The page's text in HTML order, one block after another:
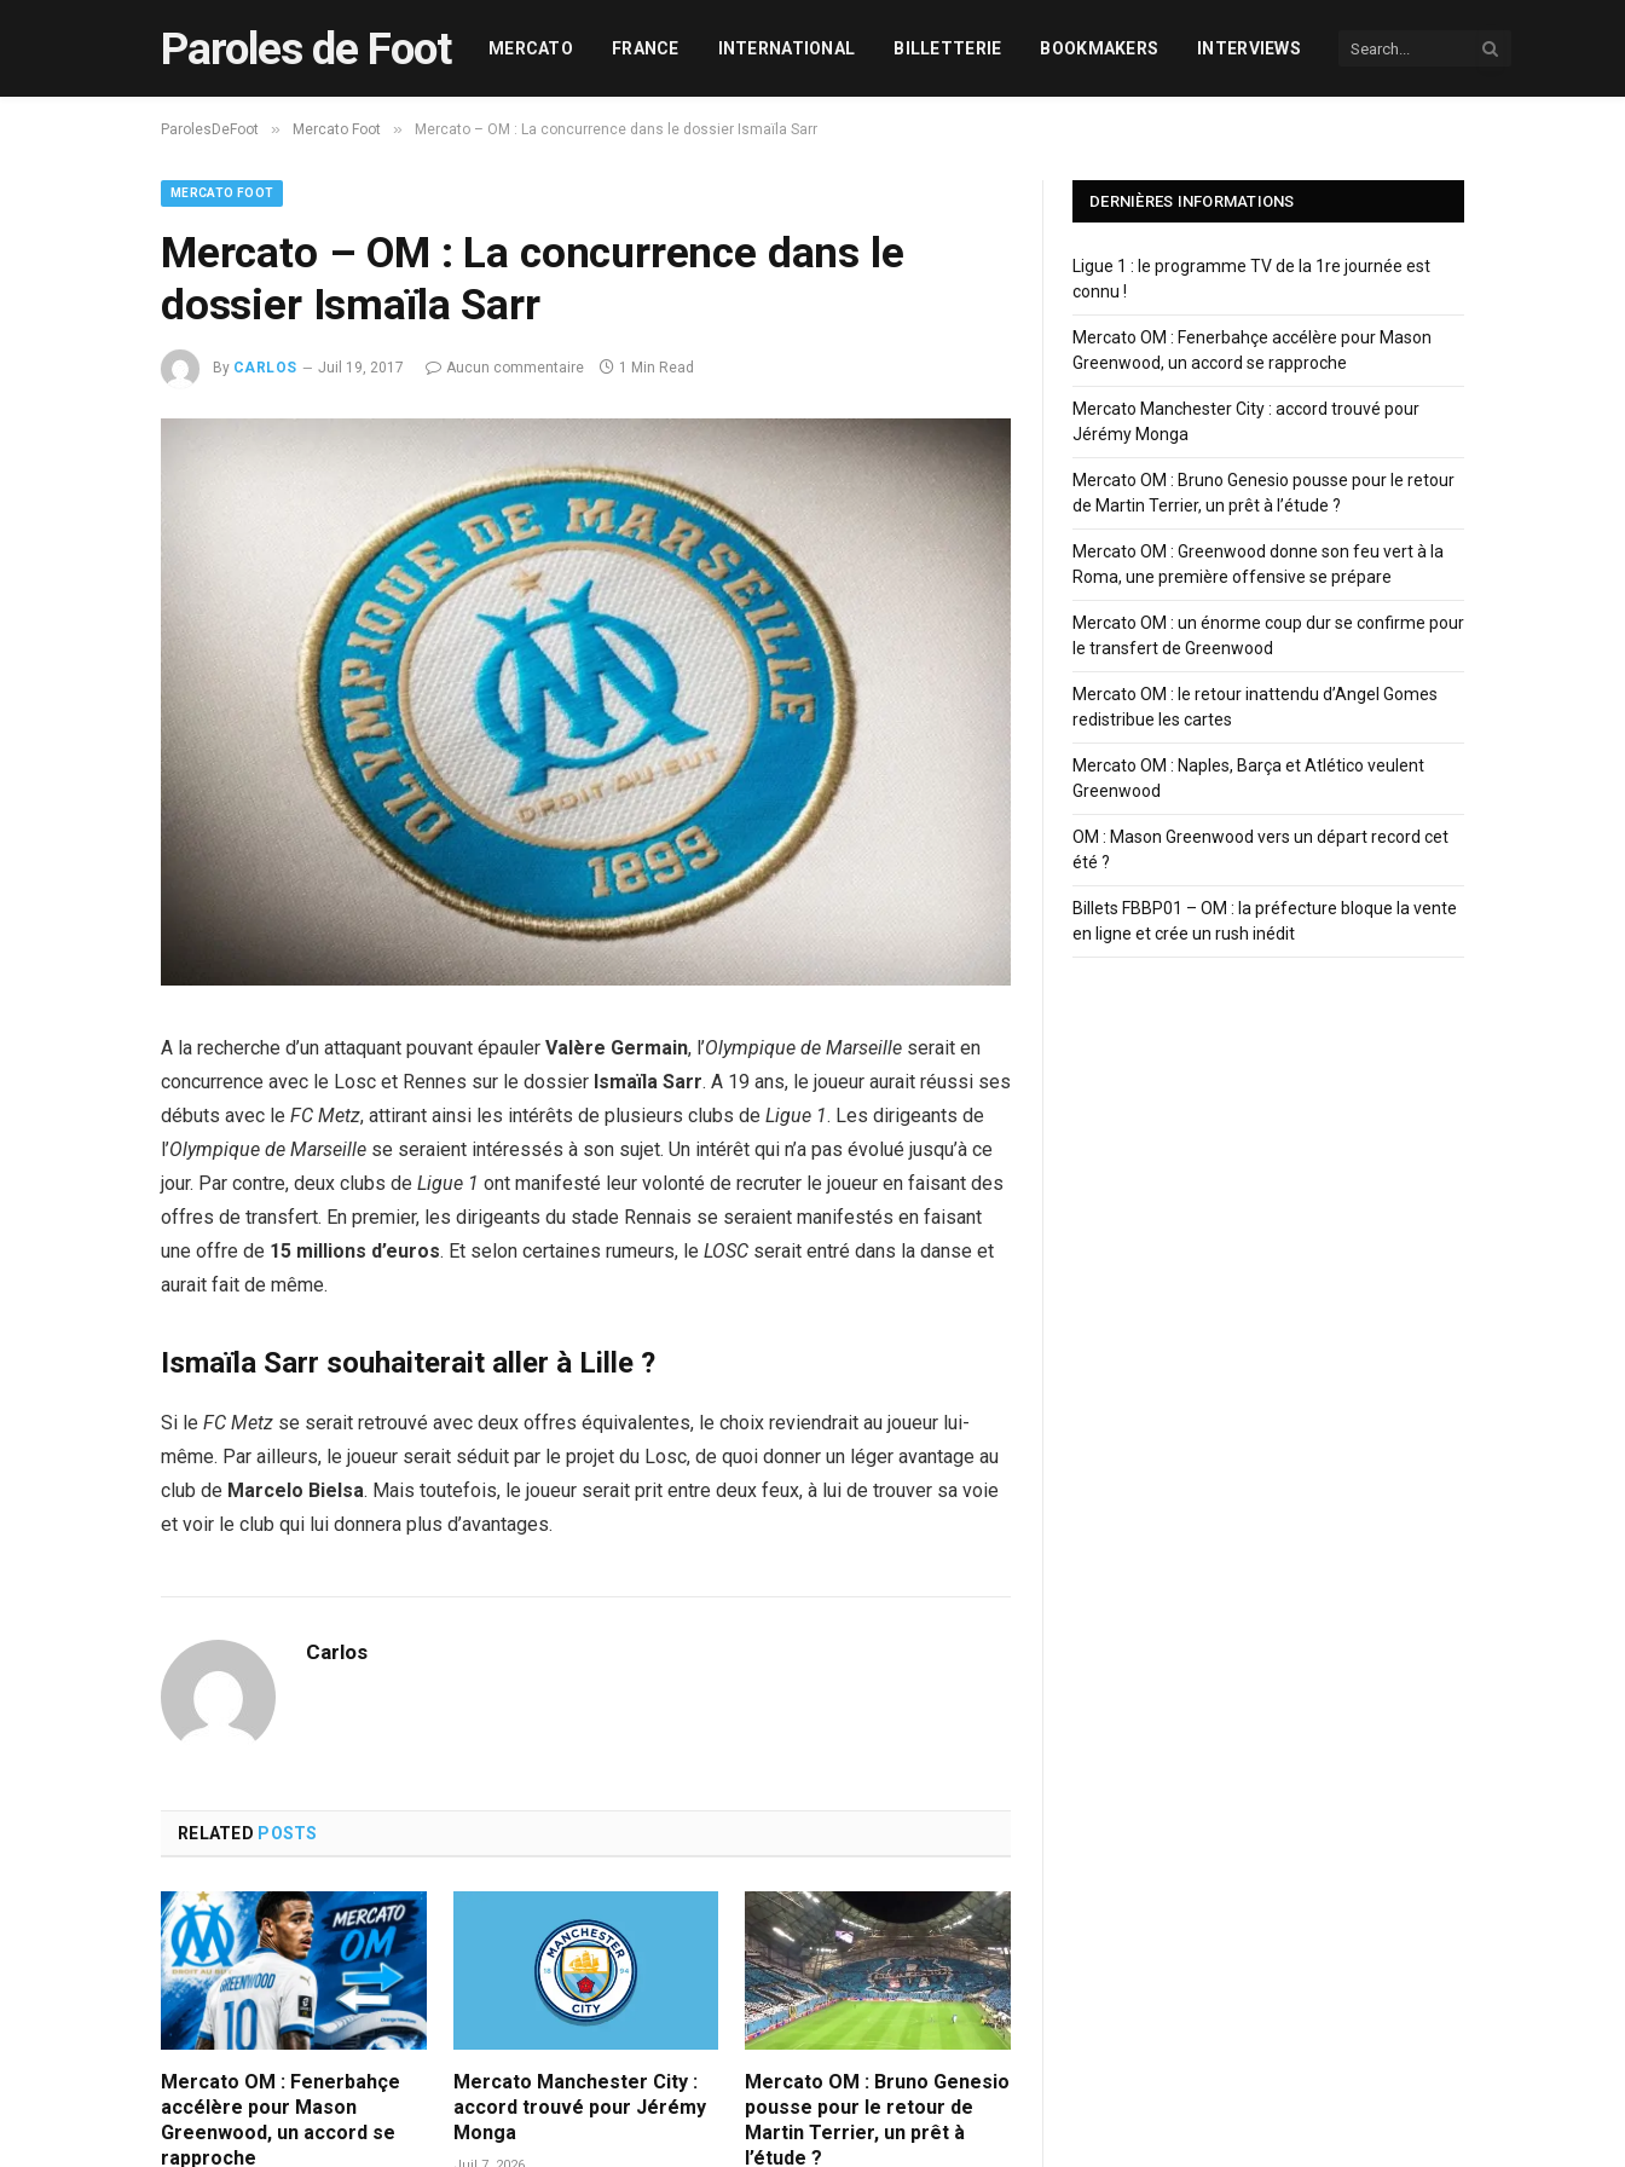
Paroles de Foot MERCATO FRANCE INTERNATIONAL BILLETTERIE BOOKMAKERS INTERVIEWS
ParolesDeFoot » Mercato Foot » Mercato – OM : La concurrence dans le dossier Ismaïla Sarr
MERCATO FOOT
Mercato – OM : La concurrence dans le
dossier Ismaïla Sarr
By CARLOS Juil 19, 2017 Aucun commentaire 1 Min Read
A la recherche d’un attaquant pouvant épauler Valère Germain, l’Olympique de Marseille serait en
concurrence avec le Losc et Rennes sur le dossier Ismaïla Sarr. A 19 ans, le joueur aurait réussi ses
débuts avec le FC Metz, attirant ainsi les intérêts de plusieurs clubs de Ligue 1. Les dirigeants de
l’Olympique de Marseille se seraient intéressés à son sujet. Un intérêt qui n’a pas évolué jusqu’à ce
jour. Par contre, deux clubs de Ligue 1 ont manifesté leur volonté de recruter le joueur en faisant des
offres de transfert. En premier, les dirigeants du stade Rennais se seraient manifestés en faisant
une offre de 15 millions d’euros. Et selon certaines rumeurs, le LOSC serait entré dans la danse et
aurait fait de même.
Ismaïla Sarr souhaiterait aller à Lille ?
Si le FC Metz se serait retrouvé avec deux offres équivalentes, le choix reviendrait au joueur lui-
même. Par ailleurs, le joueur serait séduit par le projet du Losc, de quoi donner un léger avantage au
club de Marcelo Bielsa. Mais toutefois, le joueur serait prit entre deux feux, à lui de trouver sa voie
et voir le club qui lui donnera plus d’avantages.
Carlos
RELATED POSTS
Mercato OM : Fenerbahçe
accélère pour Mason
Greenwood, un accord se
rapproche
Mercato Manchester City :
accord trouvé pour Jérémy
Monga
Mercato OM : Bruno Genesio
pousse pour le retour de
Martin Terrier, un prêt à
l’étude ?
DERNIÈRES INFORMATIONS
Ligue 1 : le programme TV de la 1re journée est
connu !
Mercato OM : Fenerbahçe accélère pour Mason
Greenwood, un accord se rapproche
Mercato Manchester City : accord trouvé pour
Jérémy Monga
Mercato OM : Bruno Genesio pousse pour le retour
de Martin Terrier, un prêt à l’étude ?
Mercato OM : Greenwood donne son feu vert à la
Roma, une première offensive se prépare
Mercato OM : un énorme coup dur se confirme pour
le transfert de Greenwood
Mercato OM : le retour inattendu d’Angel Gomes
redistribue les cartes
Mercato OM : Naples, Barça et Atlético veulent
Greenwood
OM : Mason Greenwood vers un départ record cet
été ?
Billets FBBP01 – OM : la préfecture bloque la vente
en ligne et crée un rush inédit